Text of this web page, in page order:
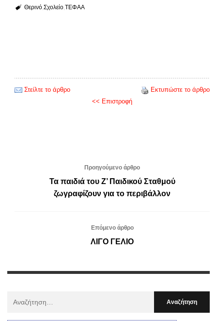
Θερινό Σχολείο ΤΕΦΑΑ
Στείλτε το άρθρο
Εκτυπώστε το άρθρο
<< Επιστροφή
Προηγούμενο άρθρο
Τα παιδιά του Ζ’ Παιδικού Σταθμού
ζωγραφίζουν για το περιβάλλον
Επόμενο άρθρο
ΛΙΓΟ ΓΕΛΙΟ